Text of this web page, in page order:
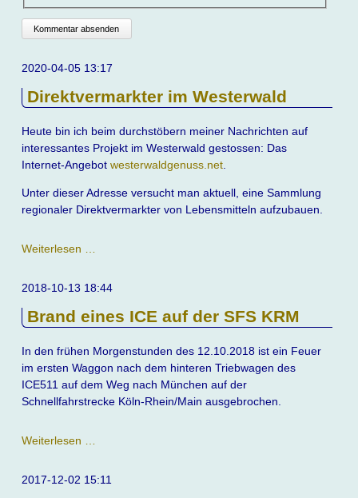
Kommentar absenden
2020-04-05 13:17
Direktvermarkter im Westerwald
Heute bin ich beim durchstöbern meiner Nachrichten auf
interessantes Projekt im Westerwald gestossen: Das
Internet-Angebot westerwaldgenuss.net.
Unter dieser Adresse versucht man aktuell, eine Sammlung
regionaler Direktvermarkter von Lebensmitteln aufzubauen.
Weiterlesen …
Westerwald
2018-10-13 18:44
Brand eines ICE auf der SFS KRM
In den frühen Morgenstunden des 12.10.2018 ist ein Feuer
im ersten Waggon nach dem hinteren Triebwagen des
ICE511 auf dem Weg nach München auf der
Schnellfahrstrecke Köln-Rhein/Main ausgebrochen.
Weiterlesen …
ICE
2017-12-02 15:11